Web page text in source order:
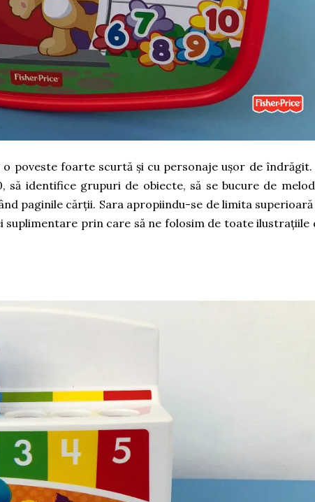
o poveste foarte scurtă și cu personaje ușor de îndrăgit.
identifice grupuri de obiecte, să se bucure de
paginile cărții. Sara apropiindu-se de limita
prin care să ne folosim de toate ilustrațiile